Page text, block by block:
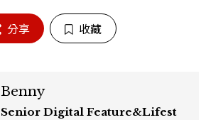
分享 收藏
Benny
Senior Digital Feature&Lifest